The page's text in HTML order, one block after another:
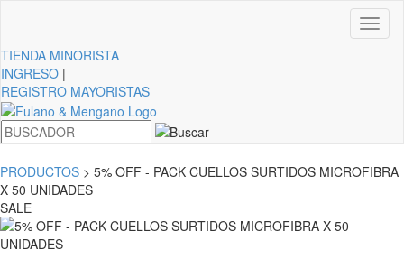
TIENDA MINORISTA
INGRESO |
REGISTRO MAYORISTAS
PRODUCTOS > 5% OFF - PACK CUELLOS SURTIDOS MICROFIBRA
X 50 UNIDADES
SALE